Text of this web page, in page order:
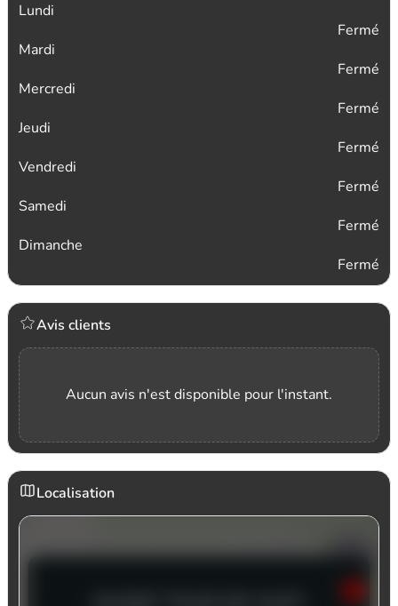
Lundi
Fermé
Mardi
Fermé
Mercredi
Fermé
Jeudi
Fermé
Vendredi
Fermé
Samedi
Fermé
Dimanche
Fermé
Avis clients
Aucun avis n'est disponible pour l'instant.
Localisation